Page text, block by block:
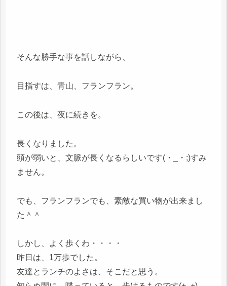
そんな勝手な事を話しながら、
目指すは、青山、フランフラン。
この後は、夜に続きを。
長くなりました。
頭が弱いと、文脈が長くなるらしいです(・_・;)すみ
ません。
でも、フランフランでも、素敵な買い物が出来まし
た＾＾
しかし、よく歩くわ・・・・
昨日は、1万歩でした。
友達とランチのよさは、そこだと思う。